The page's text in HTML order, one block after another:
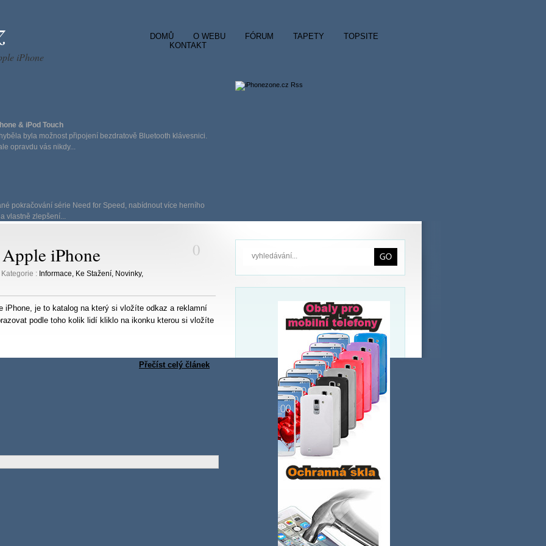
iPhone
DOMŮ O WEBU FÓRUM TAPETY
TOPSITE
KONTAKT
& iPod Touch
byla možnost připojení bezdratově Bluetooth klávesnici.
opravdu vás nikdy...
pokračování série Need for Speed, nabídnout více herního
vlastně zlepšení...
Vanguard Alliance) první FPS hru pro iPhone a iPod touch. Na
družice ''near-orbital''...
iPhone
| Kategorie : Informace, Ke Stažení, Novinky,
0
iPhone, je to katalog na který si vložíte odkaz a reklamní
podle toho kolik lidí kliklo na ikonku kterou si vložíte
Přečíst celý článek